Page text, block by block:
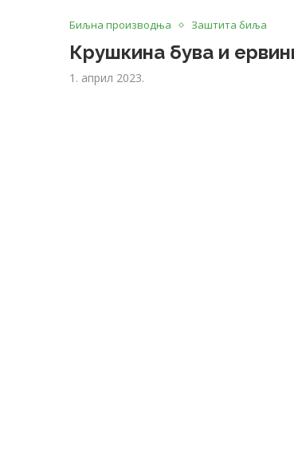
Биљна производња Заштита биља
Крушкина бува и
1. април 2023.